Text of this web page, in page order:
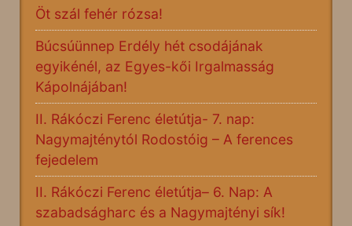
Öt szál fehér rózsa!
Búcsúünnep Erdély hét csodájának
egyikénél, az Egyes-kői Irgalmasság
Kápolnájában!
II. Rákóczi Ferenc életútja- 7. nap:
Nagymajténytól Rodostóig – A ferences
fejedelem
II. Rákóczi Ferenc életútja– 6. Nap: A
szabadságharc és a Nagymajtényi sík!